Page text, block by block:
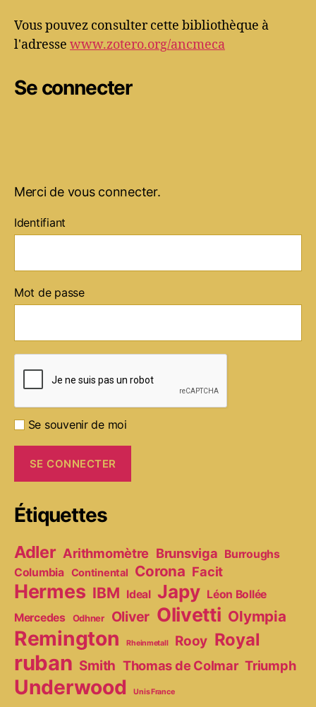
Vous pouvez consulter cette bibliothèque à
l'adresse www.zotero.org/ancmeca
Se connecter
Merci de vous connecter.
Identifiant
Mot de passe
Se souvenir de moi
Étiquettes
Adler Arithmomètre Brunsviga Burroughs
Columbia Continental Corona Facit
Hermes IBM Ideal Japy Léon Bollée
Mercedes
Odhner Oliver Olivetti Olympia
Remington Rheinmetall Rooy Royal
ruban Smith Thomas de Colmar Triumph
Underwood Unis France